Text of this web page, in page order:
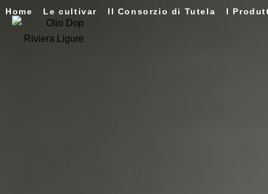
Home Le cultivar Il Consorzio di Tutela I